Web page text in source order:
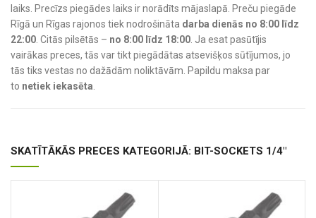
laiks. Precīzs piegādes laiks ir norādīts mājaslapā. Preču piegāde
Rīgā un Rīgas rajonos tiek nodrošināta darba dienās no 8:00 līdz
22:00 . Citās pilsētās – no 8:00 līdz 18:00 . Ja esat pasūtījis
vairākas preces, tās var tikt piegādātas atsevišķos sūtījumos, jo
tās tiks vestas no dažādām noliktāvām. Papildu maksa par
to netiek iekasēta
SKATĪTĀKĀS PRECES KATEGORIJĀ: BIT-SOCKETS 1/4"